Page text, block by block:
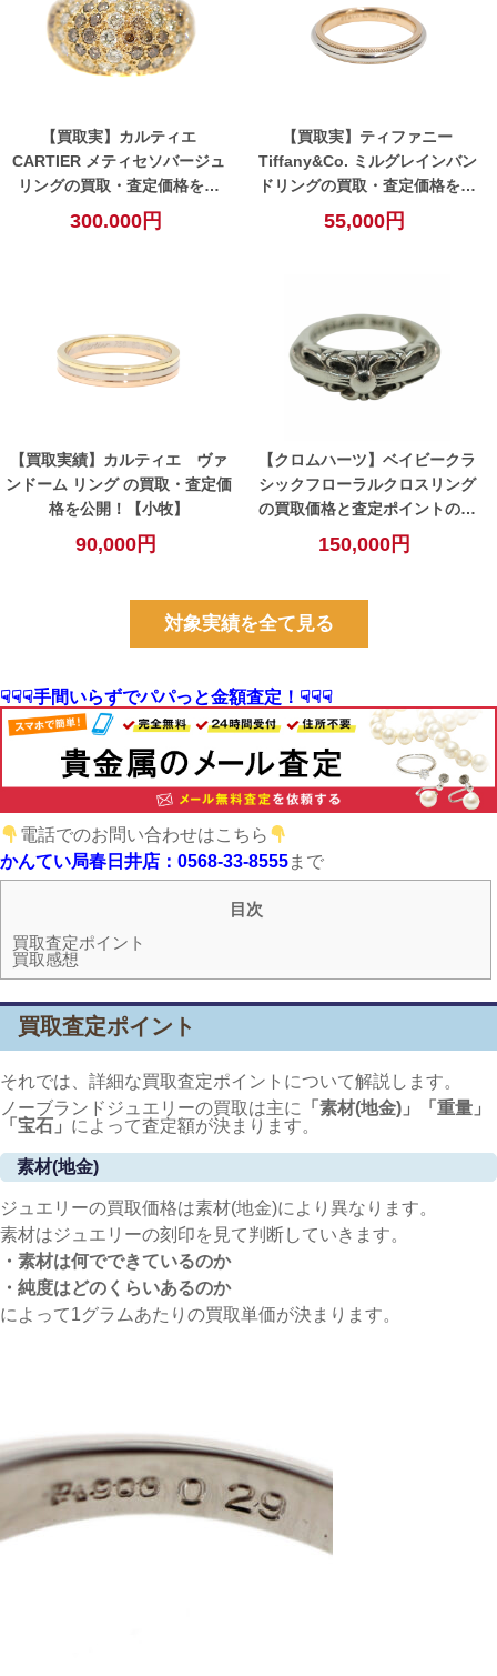
【買取実】カルティエ
CARTIER メティセソバージュ
リングの買取・査定価格を公
開！【小牧】
300.000円
【買取実】ティファニー
Tiffany&Co. ミルグレインバン
ドリングの買取・査定価格を公
開！【小牧】
55,000円
【買取実績】カルティエ ヴァ
ンドーム リング の買取・査定価
格を公開！【小牧】
90,000円
【クロムハーツ】ベイビークラ
シックフローラルクロスリング
の買取価格と査定ポイントのご
紹介！！【北名古屋】
150,000円
対象実績を全て見る
☟☟☟手間いらずでパパっと金額査定！☟☟☟
電話でのお問い合わせはこちら
かんてい局春日井店：0568-33-8555まで
目次
買取査定ポイント
買取感想
買取査定ポイント
それでは、詳細な買取査定ポイントについて解説します。
ノーブランドジュエリーの買取は主に 「素材(地金)」「重量」
「宝石」 によって査定額が決まります。
素材(地金)
ジュエリーの買取価格は素材(地金)により異なります。
素材はジュエリーの刻印を見て判断していきます。
・素材は何でできているのか
・純度はどのくらいあるのか
によって1グラムあたりの買取単価が決まります。